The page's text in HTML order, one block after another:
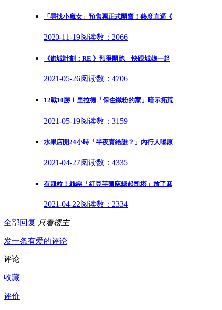
「尋找小魔女」預售票正式開賣！熱度直逼《
2020-11-19阅读数：2066
《御城計劃：RE 》預登開跑 快跟城娘一起
2021-05-26阅读数：4706
12戰10勝！里拉德「保住鐵粉的家」暗示拓荒
2021-05-19阅读数：3159
水果店開24小時「半夜賣給誰？」內行人曝原
2021-04-27阅读数：4335
有顆粒！罪惡「紅豆芋頭麻糬起司塔」放了麻
2021-04-22阅读数：2334
全部回复 只看樓主
发一条有爱的评论
评论
收藏
评价